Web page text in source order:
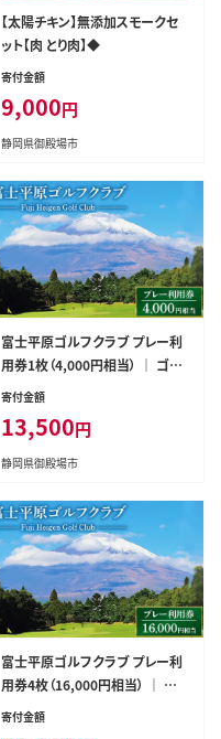
【太陽チキン】無添加スモークセ
ット【肉 とり肉】◆
寄付金額
9,000円
静岡県御殿場市
富士平原ゴルフクラブ プレー利
用券1枚（4,000円相当） ｜ ゴル
フ ゴルフ場 ごるふ プレー券 利
寄付金額
13,500円
静岡県御殿場市
富士平原ゴルフクラブ プレー利
用券4枚（16,000円相当） ｜ ゴ
ルフ ゴルフ場 ごるふ プレー券
寄付金額